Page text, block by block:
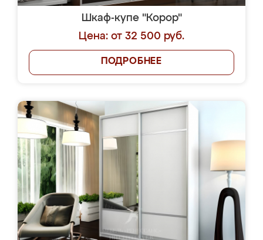
Шкаф-купе "Корор"
Цена: от 32 500 руб.
ПОДРОБНЕЕ